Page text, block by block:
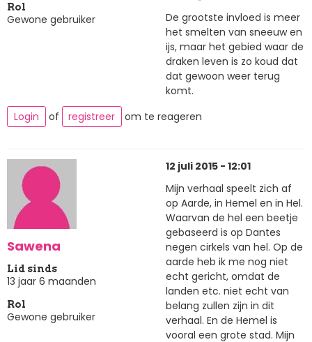
Rol
Gewone gebruiker
De grootste invloed is meer
het smelten van sneeuw en
ijs, maar het gebied waar de
draken leven is zo koud dat
dat gewoon weer terug
komt.
Login
of registreer om te reageren
Sawena
Lid sinds
13 jaar 6 maanden
Rol
Gewone gebruiker
12 juli 2015 - 12:01
Mijn verhaal speelt zich af
op Aarde, in Hemel en in Hel.
Waarvan de hel een beetje
gebaseerd is op Dantes
negen cirkels van hel. Op de
aarde heb ik me nog niet
echt gericht, omdat de
landen etc. niet echt van
belang zullen zijn in dit
verhaal. En de Hemel is
vooral een grote stad. Mijn